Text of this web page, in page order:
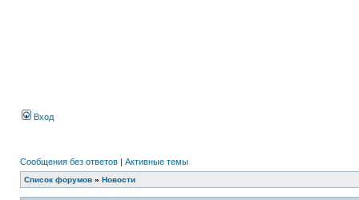
Вход
Сообщения без ответов | Активные темы
Список форумов » Новости